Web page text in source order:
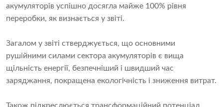
акумуляторів успішно досягла майже 100% рівня
переробки, як визнається у звіті.
Загалом у звіті стверджується, що основними
рушійними силами сектора акумуляторів є вища
щільність енергії, безпечніший і швидший час
заряджання, покращена екологічність і зниження витрат.